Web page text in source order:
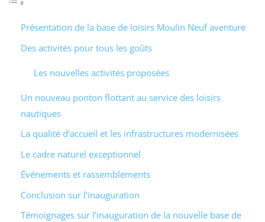
Présentation de la base de loisirs Moulin Neuf aventure
Des activités pour tous les goûts
Les nouvelles activités proposées
Un nouveau ponton flottant au service des loisirs
nautiques
La qualité d’accueil et les infrastructures modernisées
Le cadre naturel exceptionnel
Événements et rassemblements
Conclusion sur l’inauguration
Témoignages sur l’inauguration de la nouvelle base de